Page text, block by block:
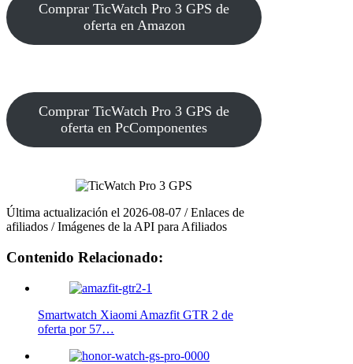
Comprar TicWatch Pro 3 GPS de
oferta en Amazon
Comprar TicWatch Pro 3 GPS de
oferta en PcComponentes
Última actualización el 2026-08-07 / Enlaces de
afiliados / Imágenes de la API para Afiliados
Contenido Relacionado:
Smartwatch Xiaomi Amazfit GTR 2 de
oferta por 57…